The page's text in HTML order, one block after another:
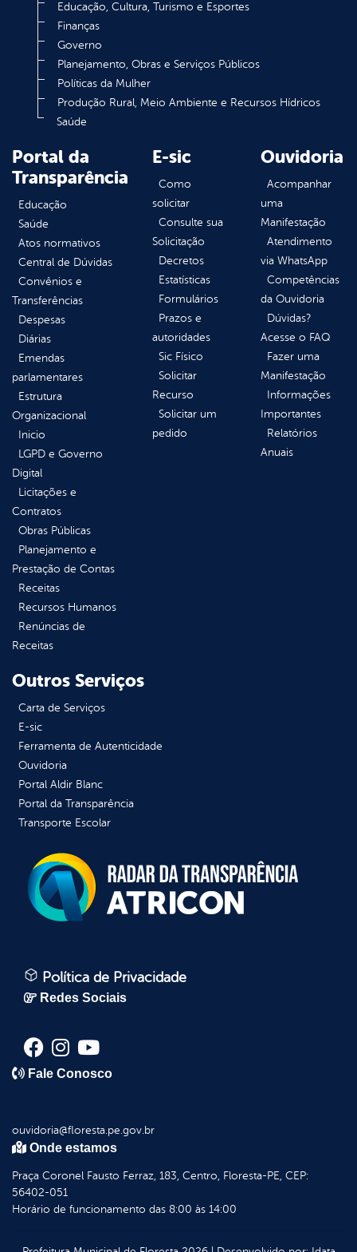
Educação, Cultura, Turismo e Esportes
Finanças
Governo
Planejamento, Obras e Serviços Públicos
Políticas da Mulher
Produção Rural, Meio Ambiente e Recursos Hídricos
Saúde
Portal da
Transparência
Educação
Saúde
Atos normativos
Central de Dúvidas
Convênios e
Transferências
Despesas
Diárias
Emendas
parlamentares
Estrutura
Organizacional
Inicio
LGPD e Governo
Digital
Licitações e
Contratos
Obras Públicas
Planejamento e
Prestação de Contas
Receitas
Recursos Humanos
Renúncias de
Receitas
E-sic
Como
solicitar
Consulte sua
Solicitação
Decretos
Estatísticas
Formulários
Prazos e
autoridades
Sic Físico
Solicitar
Recurso
Solicitar um
pedido
Ouvidoria
Acompanhar
uma
Manifestação
Atendimento
via WhatsApp
Competências
da Ouvidoria
Dúvidas?
Acesse o FAQ
Fazer uma
Manifestação
Informações
Importantes
Relatórios
Anuais
Outros Serviços
Carta de Serviços
E-sic
Ferramenta de Autenticidade
Ouvidoria
Portal Aldir Blanc
Portal da Transparência
Transporte Escolar
Política de Privacidade
Redes Sociais
Fale Conosco
ouvidoria@floresta.pe.gov.br
Onde estamos
Praça Coronel Fausto Ferraz, 183, Centro, Floresta-PE, CEP:
56402-051
Horário de funcionamento das 8:00 às 14:00